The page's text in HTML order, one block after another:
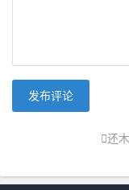
发布评论
还